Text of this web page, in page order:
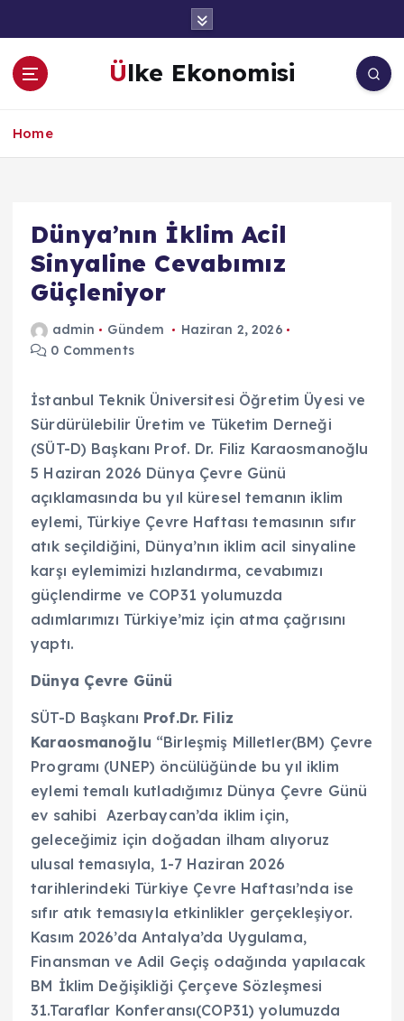
a
Ülke Ekonomisi
Home
Dünya’nın İklim Acil
Sinyaline Cevabımız
Güçleniyor
admin Gündem
Haziran 2, 2026
0 Comments
İstanbul Teknik Üniversitesi Öğretim Üyesi ve
Sürdürülebilir Üretim ve Tüketim Derneği
(SÜT-D) Başkanı Prof. Dr. Filiz Karaosmanoğlu
5 Haziran 2026 Dünya Çevre Günü
açıklamasında bu yıl küresel temanın iklim
eylemi, Türkiye Çevre Haftası temasının sıfır
atık seçildiğini, Dünya’nın iklim acil sinyaline
karşı eylemimizi hızlandırma, cevabımızı
güçlendirme ve COP31 yolumuzda
adımlarımızı Türkiye’miz için atma çağrısını
yaptı.
Dünya Çevre Günü
SÜT-D Başkanı Prof.Dr. Filiz
Karaosmanoğlu “Birleşmiş Milletler(BM) Çevre
Programı (UNEP) öncülüğünde bu yıl iklim
eylemi temalı kutladığımız Dünya Çevre Günü
ev sahibi Azerbaycan’da iklim için,
geleceğimiz için doğadan ilham alıyoruz
ulusal temasıyla, 1-7 Haziran 2026
tarihlerindeki Türkiye Çevre Haftası’nda ise
sıfır atık temasıyla etkinlikler gerçekleşiyor.
Kasım 2026’da Antalya’da Uygulama,
Finansman ve Adil Geçiş odağında yapılacak
BM İklim Değişikliği Çerçeve Sözleşmesi
31.Taraflar Konferansı(COP31) yolumuzda